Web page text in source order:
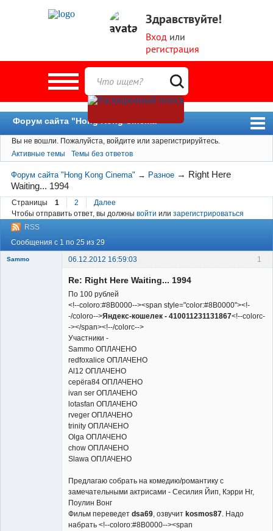
Здравствуйте!
Вход или
регистрация
Форум сайта "Hong Kong Cinema"
Форум
Новости
Пользователи
Поиск
Вы не вошли. Пожалуйста, войдите или зарегистрируйтесь.
Активные темы
Темы без ответов
Форум сайта "Hong Kong Cinema" → Разное → Right Here
Waiting... 1994
Страницы 1 2
Далее
Чтобы отправить ответ, вы должны войти или зарегистрироваться
RSS
Сообщения с 1 по 25 из 29
1
Sammo
06.12.2012 16:59:03
Re: Right Here Waiting... 1994
По 100 рублей
<!--coloro:#8B0000--><span style="color:#8B0000"><!-
-/coloro-->Яндекс-кошелек - 410011231131867<!--colorc-
-></span><!--/colorc-->
Участники -
Sammo ОПЛАЧЕНО
redfoxalice ОПЛАЧЕНО
Al12 ОПЛАЧЕНО
серёга84 ОПЛАЧЕНО
ivan ser ОПЛАЧЕНО
lotasfan ОПЛАЧЕНО
rveger ОПЛАЧЕНО
trinity ОПЛАЧЕНО
Olga ОПЛАЧЕНО
chow ОПЛАЧЕНО
Slawa ОПЛАЧЕНО
Предлагаю собрать на комедию/романтику с
замечательными актрисами - Сесилия Йип, Кэрри Нг,
Поулин Вонг
Фильм переведет dsa69, озвучит kosmos87. Надо
набрать <!--coloro:#8B0000--><span